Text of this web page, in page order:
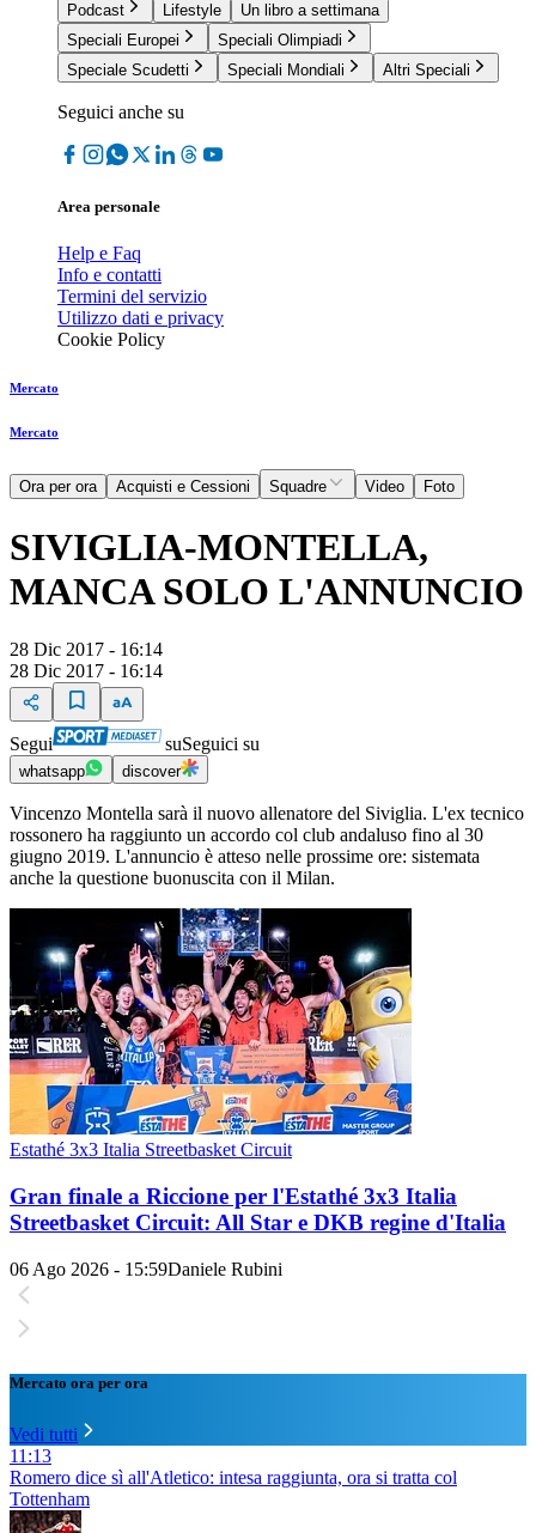
Podcast
Lifestyle
Un libro a settimana
Speciali Europei
Speciali Olimpiadi
Speciale Scudetti
Speciali Mondiali Altri Speciali
Seguici anche su
Area personale
Help e Faq
Info e contatti
Termini del servizio
Utilizzo dati e privacy
Cookie Policy
Mercato
Mercato
Ora per ora Acquisti e Cessioni Squadre Video Foto
SIVIGLIA-MONTELLA,
MANCA SOLO L'ANNUNCIO
28 Dic 2017 - 16:14
28 Dic 2017 - 16:14
Segui suSeguici su
whatsapp discover
Vincenzo Montella sarà il nuovo allenatore del Siviglia. L'ex tecnico
rossonero ha raggiunto un accordo col club andaluso fino al 30
giugno 2019. L'annuncio è atteso nelle prossime ore: sistemata
anche la questione buonuscita con il Milan.
Estathé 3x3 Italia Streetbasket Circuit
Gran finale a Riccione per l'Estathé 3x3 Italia
Streetbasket Circuit: All Star e DKB regine d'Italia
06 Ago 2026 - 15:59Daniele Rubini
Mercato ora per ora
Vedi tutti
11:13
Romero dice sì all'Atletico: intesa raggiunta, ora si tratta col
Tottenham